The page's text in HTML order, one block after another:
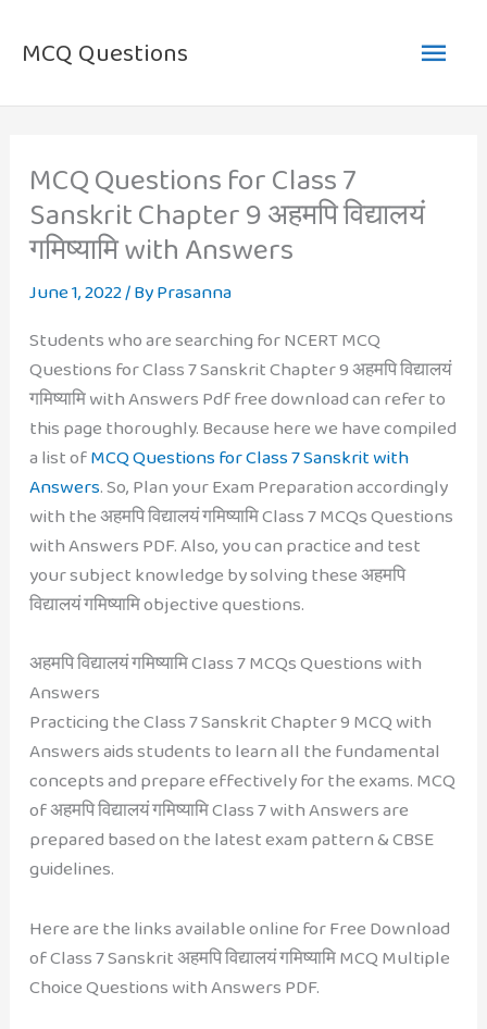
MCQ Questions
Main
MCQ Questions for Class 7
Sanskrit Chapter 9 अहमपि विद्यालयं
गमिष्यामि with Answers
June 1, 2022/ ByPrasanna
Students who are searching for NCERT MCQ
Questions for Class 7 Sanskrit Chapter 9 अहमपि विद्यालयं
गमिष्यामि with Answers Pdf free download can refer to
this page thoroughly. Because here we have compiled
a list ofMCQ Questions for Class 7 Sanskrit with
Answers. So, Plan your Exam Preparation accordingly
with the अहमपि विद्यालयं गमिष्यामि Class 7 MCQs Questions
with Answers PDF. Also, you can practice and test
your subject knowledge by solving these अहमपि
विद्यालयं गमिष्यामि objective questions.
अहमपि विद्यालयं गमिष्यामि Class 7 MCQs Questions with
Answers
Practicing the Class 7 Sanskrit Chapter 9 MCQ with
Answers aids students to learn all the fundamental
concepts and prepare effectively for the exams. MCQ
of अहमपि विद्यालयं गमिष्यामि Class 7 with Answers are
prepared based on the latest exam pattern & CBSE
guidelines.
Here are the links available online for Free Download
of Class 7 Sanskrit अहमपि विद्यालयं गमिष्यामि MCQ Multiple
Choice Questions with Answers PDF.